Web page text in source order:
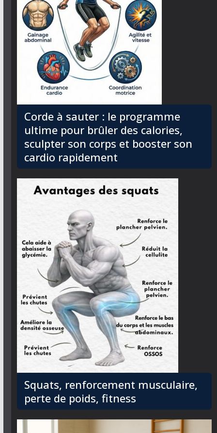
Corde à sauter : le programme
ultime pour brûler des calories,
sculpter son corps et booster son
cardio rapidement
Squats, renforcement musculaire,
perte de poids, fitness